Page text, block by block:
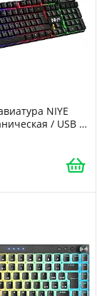
NIYE
/ USB /